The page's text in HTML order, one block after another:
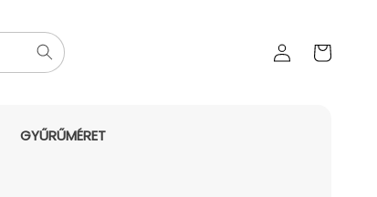
Bejelentkezés
kosara
GYŰRŰMÉRET